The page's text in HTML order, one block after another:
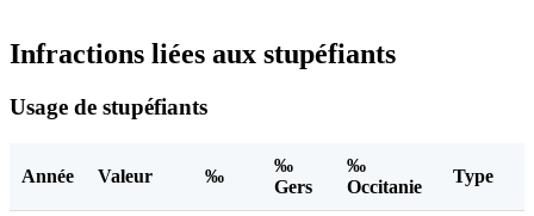
Infractions liées aux stupéfiants
Usage de stupéfiants
Année Valeur ‰
‰
Gers
‰
Occitanie
Type